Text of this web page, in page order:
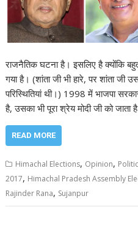
राजनैतिक घटना है। इसलिए है क्योंकि
गया है। (शांता जी भी हारे, पर शांता जी
परिस्थितियां थी।) 1998 में भाजपा
है, उसका भी पूरा श्रेय मोदी जी को
READ MORE
Himachal Elections, Opinion,
2017, Himachal Pradesh Assembly
Rajinder Rana, Sujanpur